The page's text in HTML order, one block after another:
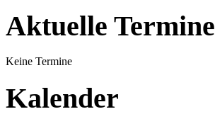
Aktuelle Termine
Keine Termine
Kalender